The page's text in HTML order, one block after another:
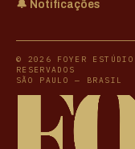
🔔 Notificações
© 2026 FOYER
RESERVADOS
SÃO PAULO — BRASIL